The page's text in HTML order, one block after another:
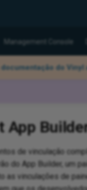
Management Console
do Vinyl
App
de vinculação
do App Builder, um
as vinculações de